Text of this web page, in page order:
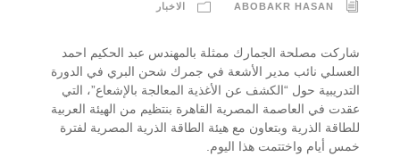
ABOBAKR HASAN الاخبار
شاركت مصلحة الجمارك ممثلة بالمهندس عبد الحكيم احمد
العسلي نائب مدير الأشعة في جمرك شحن البري في الدورة
التدريبية حول “الكشف عن الأغذية المعالجة بالإشعاع”، التي
عقدت في العاصمة المصرية القاهرة بنتظيم من الهيئة العربية
للطاقة الذرية وبتعاون مع هيئة الطاقة الذرية المصرية لفترة
خمس أيام واختتمت هذا اليوم.